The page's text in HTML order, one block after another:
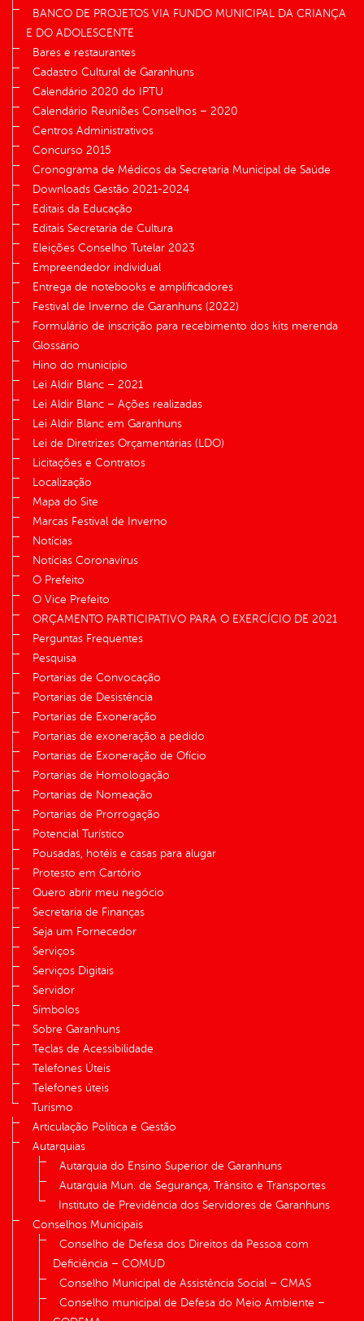
BANCO DE PROJETOS VIA FUNDO MUNICIPAL DA CRIANÇA
E DO ADOLESCENTE
Bares e restaurantes
Cadastro Cultural de Garanhuns
Calendário 2020 do IPTU
Calendário Reuniões Conselhos – 2020
Centros Administrativos
Concurso 2015
Cronograma de Médicos da Secretaria Municipal de Saúde
Downloads Gestão 2021-2024
Editais da Educação
Editais Secretaria de Cultura
Eleições Conselho Tutelar 2023
Empreendedor individual
Entrega de notebooks e amplificadores
Festival de Inverno de Garanhuns (2022)
Formulário de inscrição para recebimento dos kits merenda
Glossário
Hino do município
Lei Aldir Blanc – 2021
Lei Aldir Blanc – Ações realizadas
Lei Aldir Blanc em Garanhuns
Lei de Diretrizes Orçamentárias (LDO)
Licitações e Contratos
Localização
Mapa do Site
Marcas Festival de Inverno
Notícias
Notícias Coronavírus
O Prefeito
O Vice Prefeito
ORÇAMENTO PARTICIPATIVO PARA O EXERCÍCIO DE 2021
Perguntas Frequentes
Pesquisa
Portarias de Convocação
Portarias de Desistência
Portarias de Exoneração
Portarias de exoneração a pedido
Portarias de Exoneração de Ofício
Portarias de Homologação
Portarias de Nomeação
Portarias de Prorrogação
Potencial Turístico
Pousadas, hotéis e casas para alugar
Protesto em Cartório
Quero abrir meu negócio
Secretaria de Finanças
Seja um Fornecedor
Serviços
Serviços Digitais
Servidor
Símbolos
Sobre Garanhuns
Teclas de Acessibilidade
Telefones Úteis
Telefones úteis
Turismo
Articulação Política e Gestão
Autarquias
Autarquia do Ensino Superior de Garanhuns
Autarquia Mun. de Segurança, Trânsito e Transportes
Instituto de Previdência dos Servidores de Garanhuns
Conselhos Municipais
Conselho de Defesa dos Direitos da Pessoa com
Deficiência – COMUD
Conselho Municipal de Assistência Social – CMAS
Conselho municipal de Defesa do Meio Ambiente –